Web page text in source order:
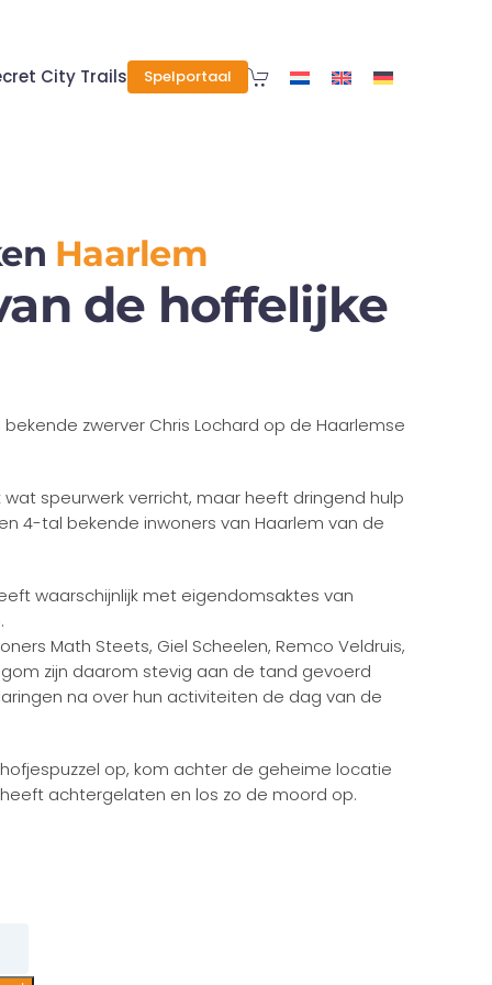
City Trails Spelportaal
Haarlem
de hoffelijke
zwerver Chris Lochard op de Haarlemse
speurwerk verricht, maar heeft dringend hulp
4-tal bekende inwoners van Haarlem van de
waarschijnlijk met eigendomsaktes van
Math Steets, Giel Scheelen, Remco Veldruis,
zijn daarom stevig aan de tand gevoerd
na over hun activiteiten de dag van de
op, kom achter de geheime locatie
achtergelaten en los zo de moord op.